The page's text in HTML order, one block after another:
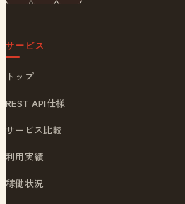
サービス
トップ
REST API仕様
サービス比較
利用実績
稼働状況